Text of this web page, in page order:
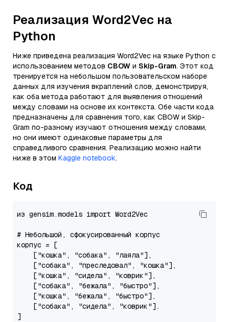
Реализация Word2Vec на
Python
Ниже приведена реализация Word2Vec на языке Python с
использованием методов CBOW и Skip-Gram. Этот код
тренируется на небольшом пользовательском наборе
данных для изучения вкраплений слов, демонстрируя,
как оба метода работают для выявления отношений
между словами на основе их контекста. Обе части кода
предназначены для сравнения того, как CBOW и Skip-
Gram по-разному изучают отношения между словами,
но они имеют одинаковые параметры для
справедливого сравнения. Реализацию можно найти
ниже в этом Kaggle notebook.
Код
из gensim.models import Word2Vec
# Небольшой, сфокусированный корпус
корпус = [
    [
"кошка" , "собака" , "лаяла"],
    [
"собака" , "преследовал" , "кошка"],
    [
"кошка" , "сидела" , "коврик"],
    [
"собака" , "бежала" , "быстро"],
    [
"кошка" , "бежала" , "быстро"],
    [
"собака" , "сидела" , "коврик"].
]